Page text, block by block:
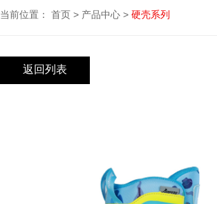
当前位置： 首页 > 产品中心 > 硬壳系列
返回列表